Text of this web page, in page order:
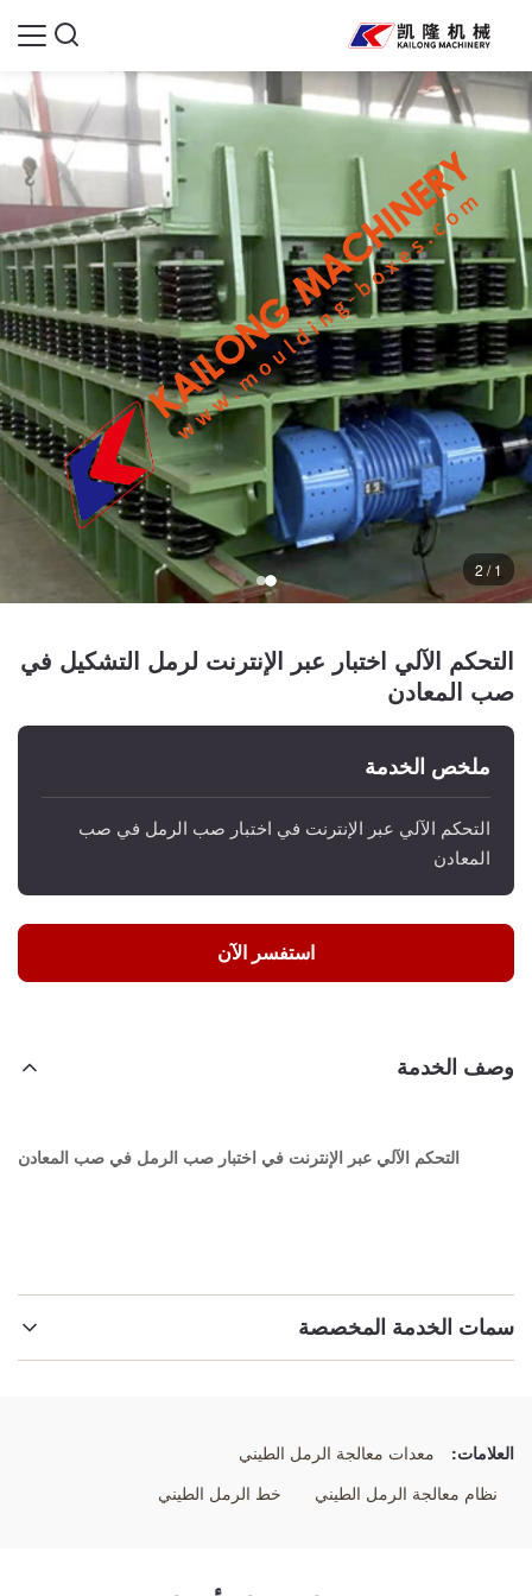
1 / 2
التحكم الآلي اختبار عبر الإنترنت لرمل التشكيل في
صب المعادن
ملخص الخدمة
التحكم الآلي عبر الإنترنت في اختبار صب الرمل في صب
المعادن
استفسر الآن
وصف الخدمة
التحكم الآلي عبر الإنترنت في اختبار صب الرمل في صب المعادن
سمات الخدمة المخصصة
الاختبار عبر الإنترنت للرمال التشكيلية الآلي
العلامات:
معدات معالجة الرمل الطيني
نظام معالجة الرمل الطيني
خط الرمل الطيني